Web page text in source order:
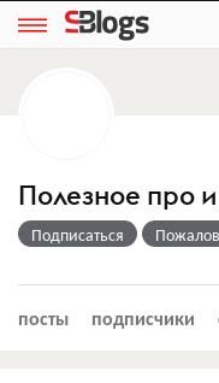
Полезное про
Подписаться
посты подписчики